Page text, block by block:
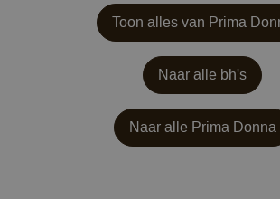
Toon alles van Prima
Naar alle bh's
Naar alle Prima Donna